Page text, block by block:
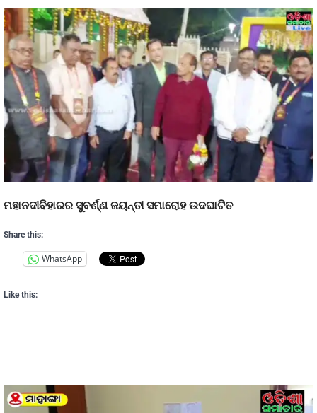
ମହାନଦୀବିହାରର ସୁବର୍ଣ୍ଣ ଜୟନ୍ତୀ ସମାରୋହ ଉଦଘାଟିତ
Share this:
WhatsApp
Like this: